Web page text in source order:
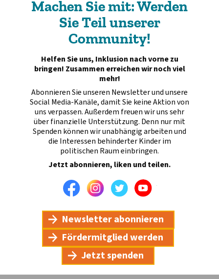
Machen Sie mit: Werden
Sie Teil unserer
Community!
Helfen Sie uns, Inklusion nach vorne zu
bringen! Zusammen erreichen wir noch viel
mehr!
Abonnieren Sie unseren Newsletter und unsere
Social Media-Kanäle, damit Sie keine Aktion von
uns verpassen. Außerdem freuen wir uns sehr
über finanzielle Unterstützung. Denn nur mit
Spenden können wir unabhängig arbeiten und
die Interessen behinderter Kinder im
politischen Raum einbringen.
Jetzt abonnieren, liken und teilen.
FacebookInstagramTwitterYoutube
Newsletter abonnieren
Fördermitglied werden
Jetzt spenden